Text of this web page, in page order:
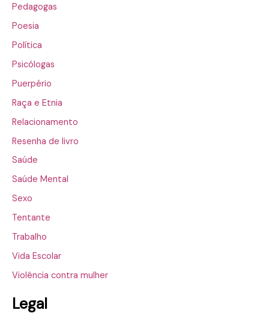
Pedagogas
Poesia
Política
Psicólogas
Puerpério
Raça e Etnia
Relacionamento
Resenha de livro
Saúde
Saúde Mental
Sexo
Tentante
Trabalho
Vida Escolar
Violência contra mulher
Legal